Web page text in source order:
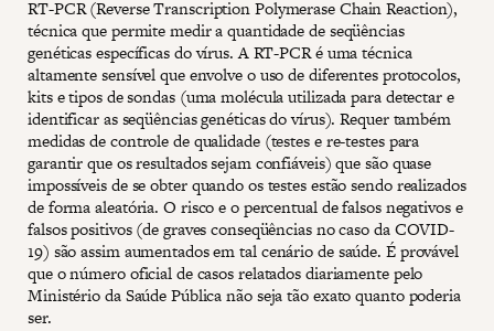
RT-PCR (Reverse Transcription Polymerase Chain Reaction),
técnica que permite medir a quantidade de seqüências
genéticas específicas do vírus. A RT-PCR é uma técnica
altamente sensível que envolve o uso de diferentes protocolos,
kits e tipos de sondas (uma molécula utilizada para detectar e
identificar as seqüências genéticas do vírus). Requer também
medidas de controle de qualidade (testes e re-testes para
garantir que os resultados sejam confiáveis) que são quase
impossíveis de se obter quando os testes estão sendo realizados
de forma aleatória. O risco e o percentual de falsos negativos e
falsos positivos (de graves conseqüências no caso da COVID-
19) são assim aumentados em tal cenário de saúde. É provável
que o número oficial de casos relatados diariamente pelo
Ministério da Saúde Pública não seja tão exato quanto poderia
ser.